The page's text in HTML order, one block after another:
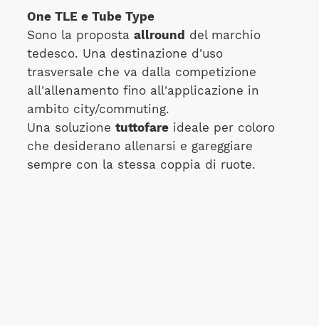
One TLE e Tube Type
Sono la proposta allround del marchio
tedesco. Una destinazione d'uso
trasversale che va dalla competizione
all'allenamento fino all'applicazione in
ambito city/commuting.
Una soluzione tuttofareideale per coloro
che desiderano allenarsi e gareggiare
sempre con la stessa coppia di ruote.